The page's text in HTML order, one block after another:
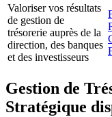
Valoriser vos résultats
de gestion de
trésorerie auprès de la
direction, des banques
et des investisseurs
Gestion de
Stratégique